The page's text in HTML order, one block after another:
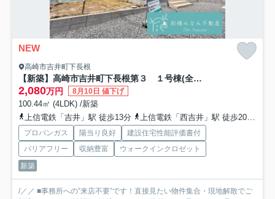
NEW
高崎市吉井町下長根
【新築】高崎市吉井町下長根第３ １号棟(全４棟) クレイドルガーデン 新築建売分譲
2,080万円 8月10日 値下げ
100.44㎡ (4LDK) /新築
上信電鉄「吉井」駅 徒歩13分
上信電鉄「西吉井」駅 徒歩20分
プロパンガス 陽当り良好
建設住宅性能評価書付
バリアフリー
収納豊富
ウォークインクロゼット
新築
/／／ ■事務所への”来店不要”です！直接見たい物件集合・現地解散でご